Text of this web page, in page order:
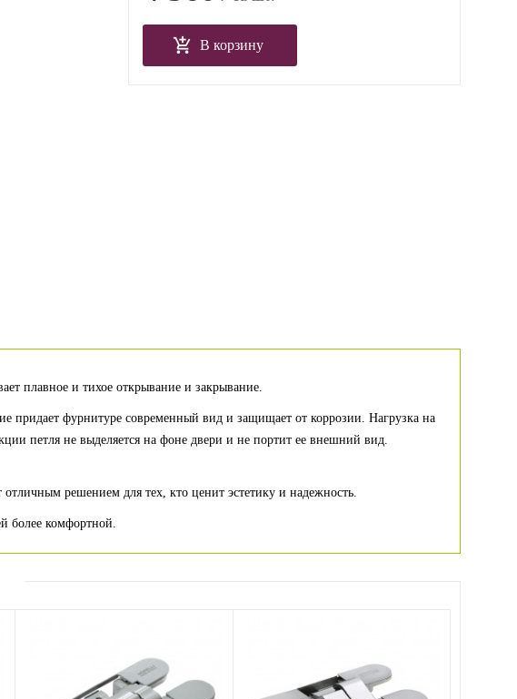
В корзину
плавное и тихое открывание и закрывание.
придает фурнитуре современный вид и защищает от коррозии. Нагрузка на
петля не выделяется на фоне двери и не портит ее внешний вид.
решением для тех, кто ценит эстетику и надежность.
более комфортной.